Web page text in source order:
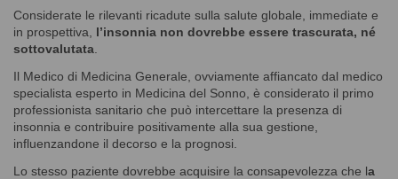
Considerate le rilevanti ricadute sulla salute globale, immediate e
in prospettiva, l’insonnia non dovrebbe essere trascurata, né
sottovalutata
Il Medico di Medicina Generale, ovviamente affiancato dal medico
specialista esperto in Medicina del Sonno, è considerato il primo
professionista sanitario che può intercettare la presenza di
insonnia e contribuire positivamente alla sua gestione,
influenzandone il decorso e la prognosi.
Lo stesso paziente dovrebbe acquisire la consapevolezza che la